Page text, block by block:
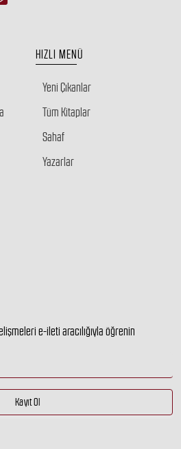
HIZLI MENÜ
Yeni Çıkanlar
Tüm Kitaplar
Sahaf
Yazarlar
e-ileti aracılığıyla öğrenin